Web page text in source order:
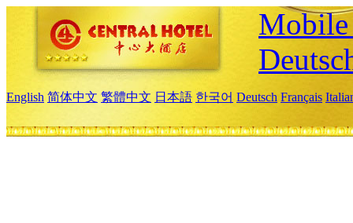
English 简体中文 繁體中文 日本語 한국어 Deutsch Français